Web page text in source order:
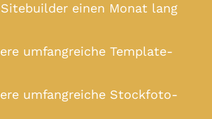
einen Monat lang
umfangreiche Template-
umfangreiche Stockfoto-